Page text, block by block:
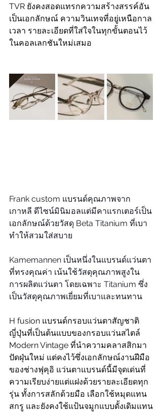
TVR ยังคงสอดแทรกความสร้างสรรค์อัน
เป็นเอกลักษณ์ ความวินเทจที่อยู่เหนือกาล
เวลา รายละเอียดที่ใส่ใจในทุกขั้นตอนไว้
ในคอลเลกชันใหม่เสมอ
Frank custom แบรนด์คุณภาพจาก
เกาหลี ดีไซน์มินิมอลแต่มีคาแรกเตอร์เป็น
เอกลักษณ์ด้วยวัสดุ Beta Titanium ที่เบา
ทำให้สวมใส่สบาย
Kamemannen เป็นหนึ่งในแบรนด์แว่นตา
ที่ทรงคุณค่า เน้นใช้วัสดุคุณภาพสูงใน
การผลิตแว่นตา โดยเฉพาะ Titanium ซึ่ง
เป็นวัสดุคุณภาพเยี่ยมที่เบาและทนทาน
H fusion แบรนด์กรอบแว่นตาสัญชาติ
ญี่ปุ่นที่เป็นต้นแบบของกรอบแว่นสไตล์
Modern Vintage ที่นำความคลาสสิกมา
ปัดฝุ่นใหม่ แต่คงไว้ซึ่งเอกลักษณ์งานฝีมือ
ของช่างฟุคุอิ แว่นตาแบรนด์นี้มีจุดเด่นที่
ความเรียบง่ายแต่แฝงด้วยรายละเอียดทุก
รุ่น ทั้งการสลักด้วยมือ เลือกใช้หมุดแทน
สกรู และยังคงใช้แป้นจมูกแบบดั้งเดิมแทน